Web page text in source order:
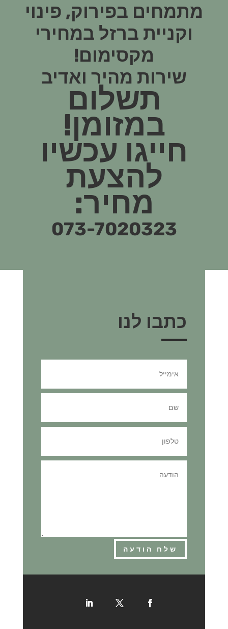
מתמחים בפירוק, פינוי
וקניית ברזל במחירי
מקסימום!
שירות מהיר ואדיב
תשלום
במזומן!
חייגו עכשיו
להצעת
מחיר:
073-7020323
כתבו לנו
שלח הודעה